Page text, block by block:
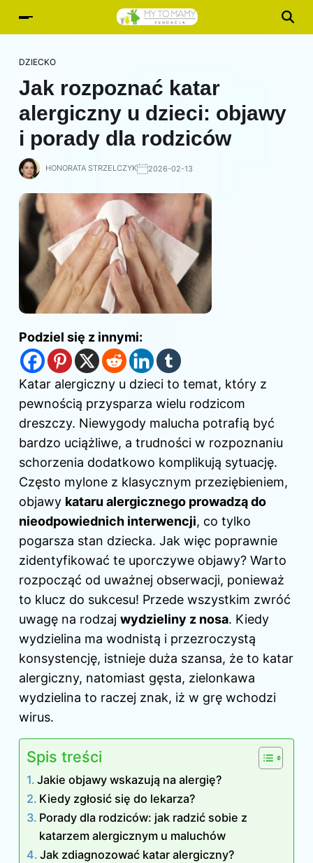
DZIECKO
Jak rozpoznać katar
alergiczny u dzieci: objawy
i porady dla rodziców
HONORATA STRZELCZYK 2026-02-13
Podziel się z innymi:
Katar alergiczny u dzieci to temat, który z
pewnością przysparza wielu rodzicom
dreszczy. Niewygody malucha potrafią być
bardzo uciążliwe, a trudności w rozpoznaniu
schorzenia dodatkowo komplikują sytuację.
Często mylone z klasycznym przeziębieniem,
objawy kataru alergicznego prowadzą do
nieodpowiednich interwencji, co tylko
pogarsza stan dziecka. Jak więc poprawnie
zidentyfikować te uporczywe objawy? Warto
rozpocząć od uważnej obserwacji, ponieważ
to klucz do sukcesu! Przede wszystkim zwróć
uwagę na rodzaj wydzieliny z nosa. Kiedy
wydzielina ma wodnistą i przezroczystą
konsystencję, istnieje duża szansa, że to katar
alergiczny, natomiast gęsta, zielonkawa
wydzielina to raczej znak, iż w grę wchodzi
wirus.
Spis treści
Jakie objawy wskazują na alergię?
Kiedy zgłosić się do lekarza?
Porady dla rodziców: jak radzić sobie z
katarzem alergicznym u maluchów
Jak zdiagnozować katar alergiczny?